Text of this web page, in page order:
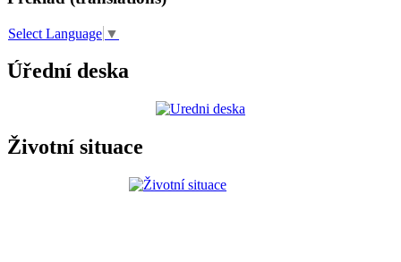
Select Language ▼
Úřední deska
Životní situace